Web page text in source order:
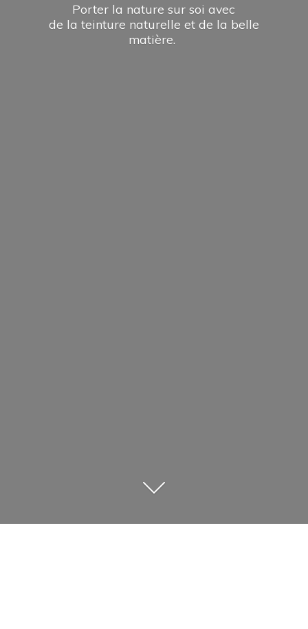
Porter la nature sur soi avec
de la teinture naturelle et de la belle
matière.